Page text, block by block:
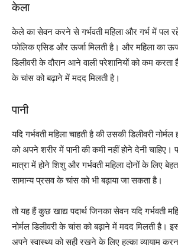
केला
केले का सेवन करने से गर्भवती महिला और गर्भ में पल
फोलिक एसिड और ऊर्जा मिलती है। और महिला का
डिलीवरी के दौरान आने वाली परेशानियों को कम करता
के चांस को बढ़ाने में मदद मिलती है।
पानी
यदि गर्भवती महिला चाहती है की उसकी डिलीवरी
को अपने शरीर में पानी की कमी नहीं होने देनी चाहिए।
मात्रा में होने शिशु और गर्भवती महिला दोनों के लिए
सामान्य प्रसव के चांस को भी बढ़ाया जा सकता है।
तो यह हैं कुछ खाद्य पदार्थ जिनका सेवन यदि गर्भवती
नोर्मल डिलीवरी के चांस को बढ़ाने में मदद मिलती है।
अपने स्वास्थ्य को सही रखने के लिए हल्का व्यायाम